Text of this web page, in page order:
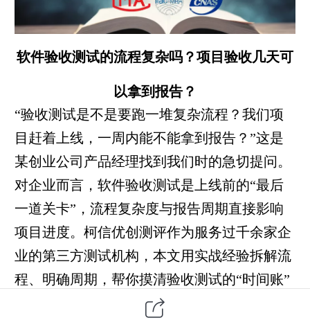
软件验收测试的流程复杂吗？项目验收几天可
以拿到报告？
“验收测试是不是要跑一堆复杂流程？我们项
目赶着上线，一周内能不能拿到报告？”这是
某创业公司产品经理找到我们时的急切提问。
对企业而言，软件验收测试是上线前的“最后
一道关卡”，流程复杂度与报告周期直接影响
项目进度。柯信优创测评作为服务过千余家企
业的第三方测试机构，本文用实战经验拆解流
程、明确周期，帮你摸清验收测试的“时间账”